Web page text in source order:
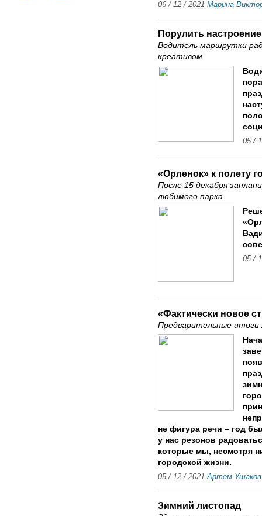
06 / 12 / 2021 Марина
Порулить
Водитель маршрутки
креативом
05 /
«Орленок» к полету
После 15 декабря
любимого парка
05 /
«Фактически новое
Предварительные итоги
не фигура речи – год
у нас резонов
которые мы, несмотря
городской жизни.
05 / 12 / 2021Артем Ушаков
Зимний листопад